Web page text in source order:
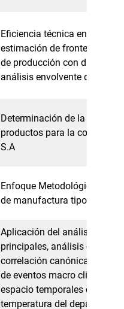
Eficiencia técnica en la
estimación de fronteras
de producción con datos de
análisis envolvente de datos
Determinación de la mezcla
productos para la compañía
S.A
Enfoque Metodológico
de manufactura tipo Pull
Aplicación del análisis de
principales, análisis clúster y
correlación canónica en la
de eventos macro
espacio temporales de la
temperatura del